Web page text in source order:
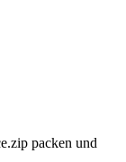
packen und